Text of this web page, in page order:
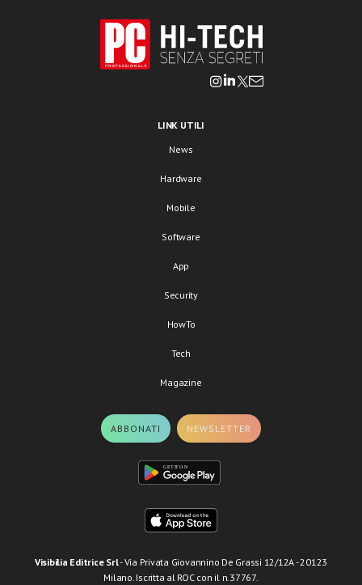
LINK UTILI
News
Hardware
Mobile
Software
App
Security
HowTo
Tech
Magazine
ABBONATI NEWSLETTER
Visibilia Editrice Srl- Via Privata Giovannino De Grassi 12/12A - 20123
Milano. Iscritta al ROC con il n.37767.